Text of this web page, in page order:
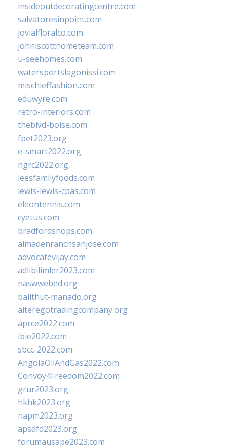
insideoutdecoratingcentre.com
salvatoresinpoint.com
jovialfloralco.com
johnlscotthometeam.com
u-seehomes.com
watersportslagonissi.com
mischieffashion.com
eduwyre.com
retro-interiors.com
theblvd-boise.com
fpet2023.org
e-smart2022.org
ngrc2022.org
leesfamilyfoods.com
lewis-lewis-cpas.com
eleontennis.com
cyetus.com
bradfordshops.com
almadenranchsanjose.com
advocatevijay.com
adlibilimler2023.com
naswwebed.org
balithut-manado.org
alteregotradingcompany.org
aprce2022.com
ibie2022.com
sbcc-2022.com
AngolaOilAndGas2022.com
Convoy4Freedom2022.com
grur2023.org
hkhk2023.org
napm2023.org
apsdfd2023.org
forumausape2023.com